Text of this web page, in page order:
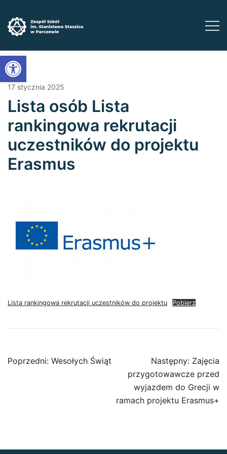
Open toolbar
do
treści
17 stycznia 2025
Lista osób Lista
rankingowa rekrutacji
uczestników do projektu
Erasmus
Lista rankingowa rekrutacji uczestników do projektu Pobierz
Nawigacja
Poprzedni: Wesołych Świąt Następny: Zajęcia
przygotowawcze przed
wyjazdem do Grecji w
ramach projektu Erasmus+